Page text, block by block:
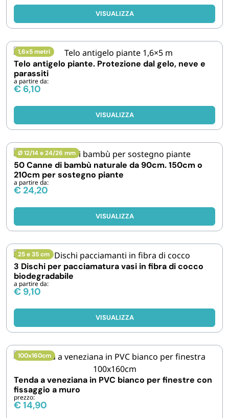
VISUALIZZA
1,6x5 metri
Telo antigelo piante. Protezione dal gelo, neve e
parassiti
a partire da:
€ 6,10
VISUALIZZA
Ø 12/14 e 24/26 mm
50 Canne di bambù naturale da 90cm. 150cm o
210cm per sostegno piante
a partire da:
€ 24,20
VISUALIZZA
25 e 35 cm
3 Dischi per pacciamatura vasi in fibra di cocco
biodegradabile
a partire da:
€ 9,10
VISUALIZZA
100x160cm
Tenda a veneziana in PVC bianco per finestre con
fissaggio a muro
prezzo:
€14,90